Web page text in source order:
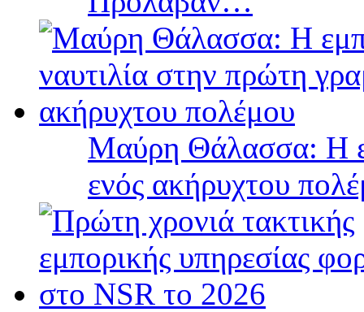
Μαύρη Θάλασσα: Η
ενός ακήρυχτου